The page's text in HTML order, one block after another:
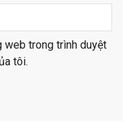
web trong trình duyệt
tôi.